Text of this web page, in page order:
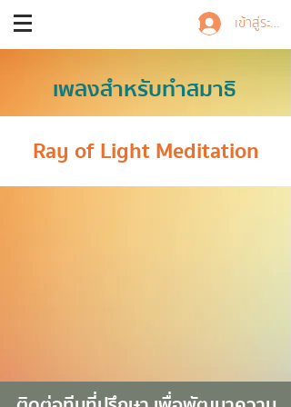
เข้าสู่ระบบ
Trainer Nalisa
เพลงสำหรับทำสมาธิ
Ray of LightMeditation